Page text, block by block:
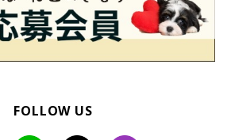
FOLLOW US